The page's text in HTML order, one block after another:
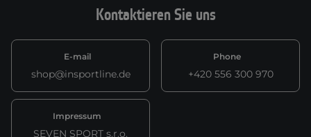
Kontaktieren Sie uns
E-mail
shop@insportline.de
Phone
+420 556 300 970
Impressum
SEVEN SPORT s.r.o.